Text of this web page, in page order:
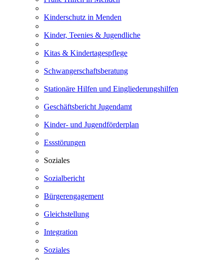
Kinderschutz in Menden
Kinder, Teenies & Jugendliche
Kitas & Kindertagespflege
Schwangerschaftsberatung
Stationäre Hilfen und Eingliederungshilfen
Geschäftsbericht Jugendamt
Kinder- und Jugendförderplan
Essstörungen
Soziales
Sozialbericht
Bürgerengagement
Gleichstellung
Integration
Soziales